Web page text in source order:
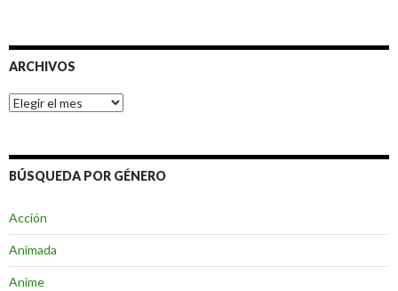
ARCHIVOS
Archivos
BÚSQUEDA POR GÉNERO
Acción
Animada
Anime